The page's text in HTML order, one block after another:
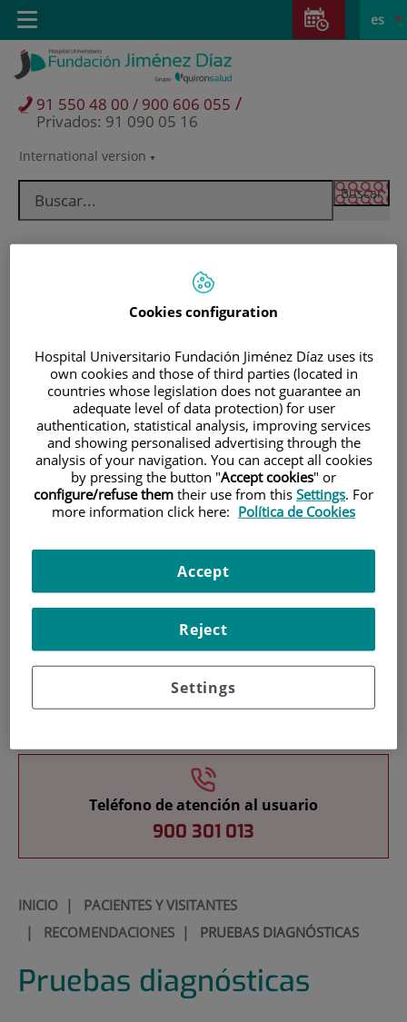
Saltar al contenido
Saltar
contenido
Selector
idioma
activo
es
International version
91 550 48 00 / 900 606 055 /
Privados: 91 090 05 16
Toggle
navigation
Pacientes y visitantes
Investigación
Docencia
Teléfono de atención al usuario
900 301 013
INICIO| PACIENTES Y VISITANTES
| RECOMENDACIONES| PRUEBAS DIAGNÓSTICAS
Pruebas diagnósticas
Cookies configuration
Hospital Universitario Fundación Jiménez Díaz uses its
own cookies and those of third parties (located in
countries whose legislation does not guarantee an
adequate level of data protection) for user
authentication, statistical analysis, improving services
and showing personalised advertising through the
analysis of your navigation. You can accept all cookies
by pressing the button "Accept cookies" or
configure/refuse them their use from this Settings. For
more information click here: Política de Cookies
Settings
Reject
Accept